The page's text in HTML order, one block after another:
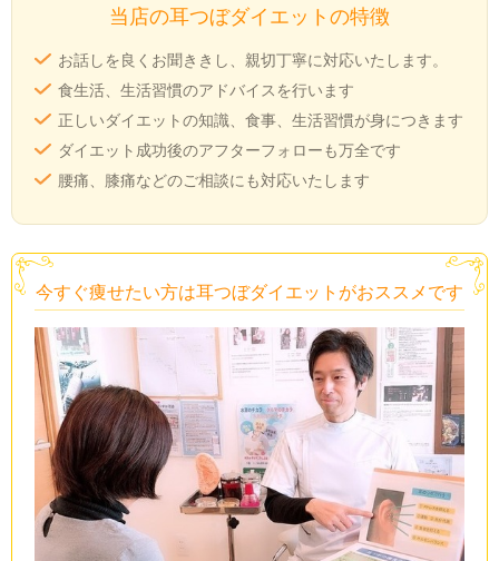
当店の耳つぼダイエットの特徴
お話しを良くお聞ききし、親切丁寧に対応いたします。
食生活、生活習慣のアドバイスを行います
正しいダイエットの知識、食事、生活習慣が身につきます
ダイエット成功後のアフターフォローも万全です
腰痛、膝痛などのご相談にも対応いたします
今すぐ痩せたい方は耳つぼダイエットがおススメです